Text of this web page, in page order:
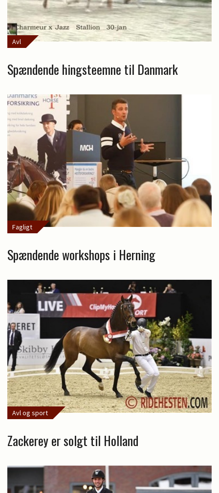
Avl
Spændende hingsteemne til Danmark
Fagligt
Spændende workshops i Herning
Avl og sport
Zackerey er solgt til Holland